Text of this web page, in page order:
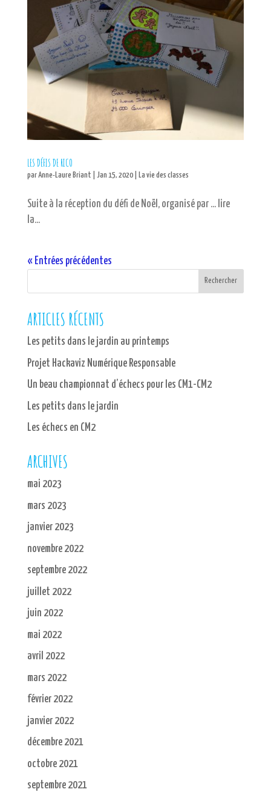
LES DÉFIS DE RICO
parAnne-Laure Briant Jan 15, 2020| La vie des classes
Suite à la réception du défi de Noël, organisé par … lire
la...
« Entrées précédentes
ARTICLES RÉCENTS
Les petits dans le jardin au printemps
Projet Hackaviz Numérique Responsable
Un beau championnat d’échecs pour les CM1-CM2
Les petits dans le jardin
Les échecs en CM2
ARCHIVES
mai 2023
mars 2023
janvier 2023
novembre 2022
septembre 2022
juillet 2022
juin 2022
mai 2022
avril 2022
mars 2022
février 2022
janvier 2022
décembre 2021
octobre 2021
septembre 2021